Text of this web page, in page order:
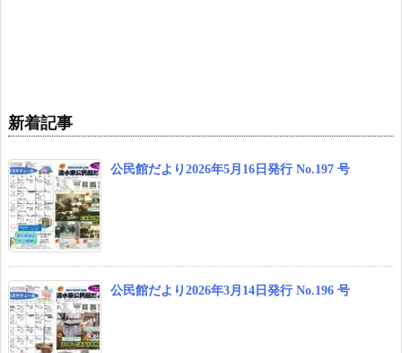
新着記事
公民館だより2026年5月16日発行 No.197 号
公民館だより2026年3月14日発行 No.196 号